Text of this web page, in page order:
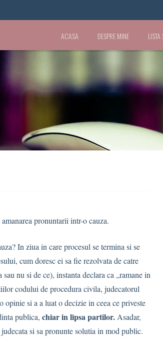
ACASA DESPRE MINE
pronuntarii intr-o cauza.
In ziua in care procesul se termina si se
cum doresc ei sa fie rezolvata de catre
nu si de ce), instanta declara ca „ramane in
codului de procedura civila, judecatorul
opinie si a a luat o decizie in ceea ce priveste
publica, chiar in lipsa partilor. Asadar,
si sa pronunte solutia in mod public.